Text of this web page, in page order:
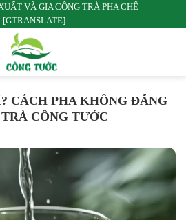
VÀ GIA CÔNG TRÀ PHA CHẾ
[GTRANSLATE]
CÁCH PHA KHÔNG ĐẮNG
CÔNG TƯỚC